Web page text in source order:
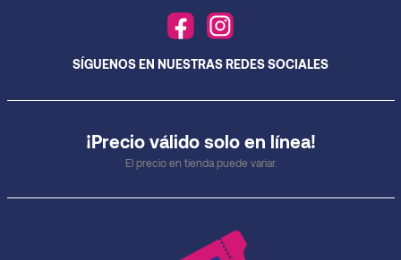
¡Precio válido solo en línea!
El precio en tienda puede variar.
SÍGUENOS EN NUESTRAS REDES SOCIALES